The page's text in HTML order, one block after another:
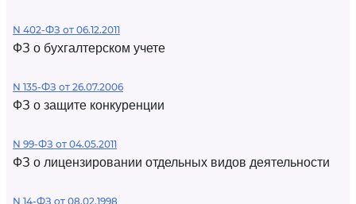
N 402-ФЗ от 06.12.2011
ФЗ о бухгалтерском учете
N 135-ФЗ от 26.07.2006
ФЗ о защите конкуренции
N 99-ФЗ от 04.05.2011
ФЗ о лицензировании отдельных видов деятельности
N 14-ФЗ от 08.02.1998